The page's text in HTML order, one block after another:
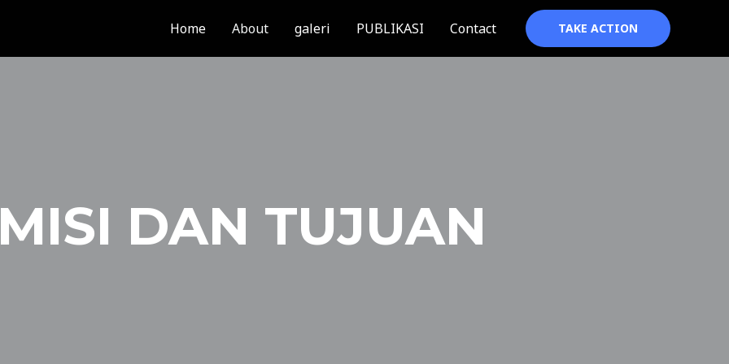
Home About galeri PUBLIKASI Contact TAKE ACTION
DAN TUJUAN